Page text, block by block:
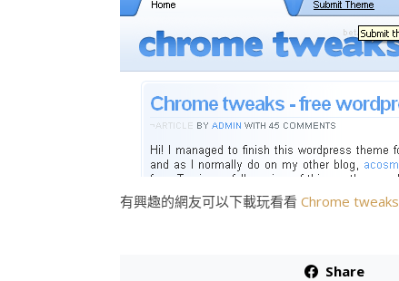
有興趣的網友可以下載玩看看 Chrome tweaks
Share